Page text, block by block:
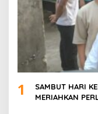
1
SAMBUT HARI
MERIAHKAN